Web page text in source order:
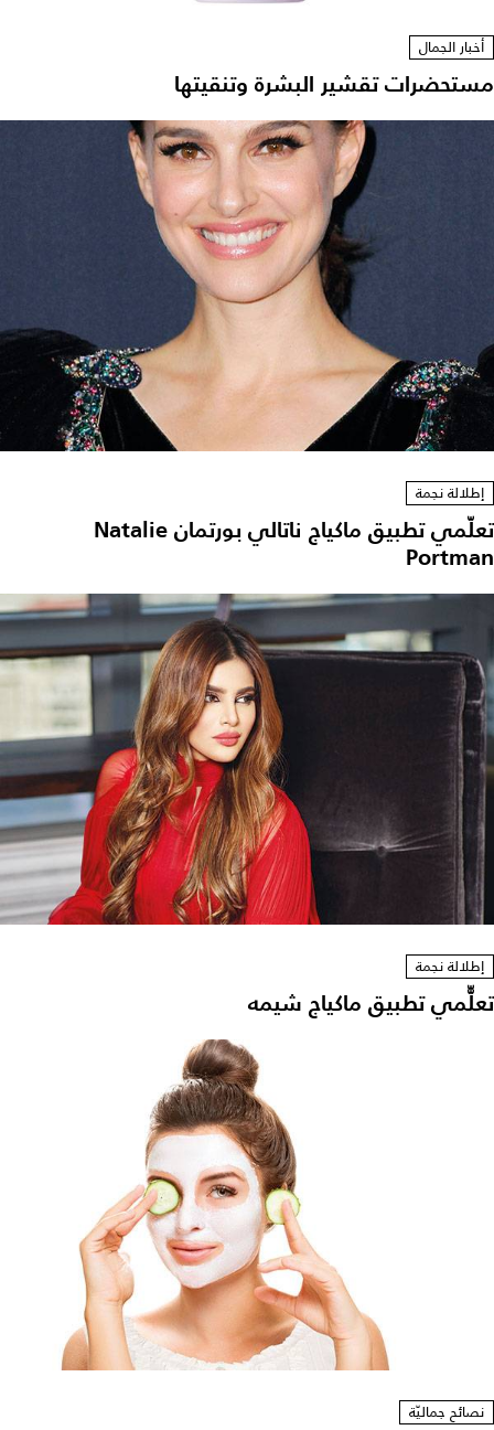
أخبار الجمال
مستحضرات تقشير البشرة وتنقيتها
إطلالة نجمة
تعلّمي تطبيق ماكياج ناتالي بورتمان Natalie
Portman
إطلالة نجمة
تعلّّمي تطبيق ماكياج شيمه
نصائح جماليّة